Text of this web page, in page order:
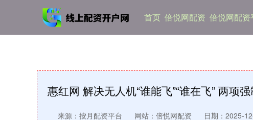
首页 倍悦网配资 倍悦网配资
惠红网 解决无人机“谁能飞”“谁在飞” 两项
来源：按月配资平台 网站：倍悦网配资 日期：2025-